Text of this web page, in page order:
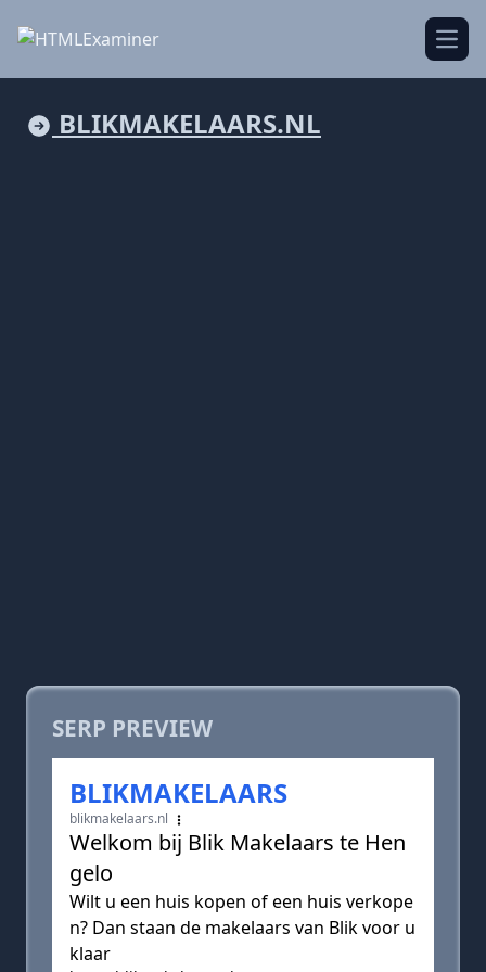
BLIKMAKELAARS.NL
SERP PREVIEW
BLIKMAKELAARS
blikmakelaars.nl
Welkom bij Blik Makelaars te Hen
gelo
Wilt u een huis kopen of een huis verkope
n? Dan staan de makelaars van Blik voor u
klaar